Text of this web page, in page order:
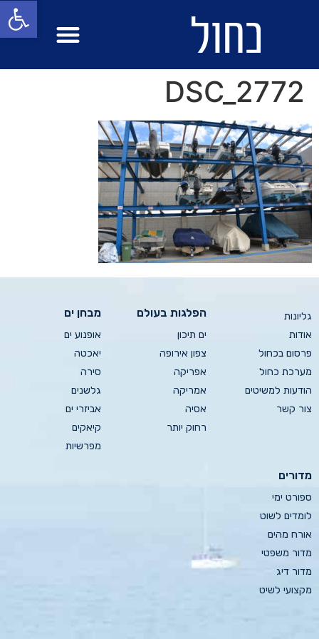
DSC_2772
גליונות
אודות
פרסום בכחול
מערכת כחול
הודעות למשיטים
צור קשר
הפלגות בעולם
ים תיכון
צפון אירופה
אפריקה
אמריקה
אסיה
רחוק יותר
מבחן ים
אופנוע ים
יאכטה
סירה
גלשנים
אביזרי ים
קיאקים
מפרשיות
מדורים
ספורט ימי
לומדים לשוט
אורח מהים
מדור משפטי
מדור דיג
מקצועי לשיט
פתח